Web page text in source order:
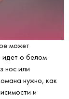
может
идет о белом
нос или
нужно, как
и